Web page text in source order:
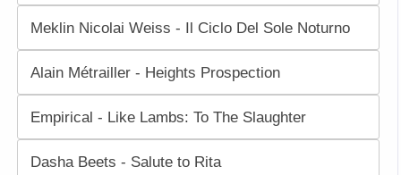
Meklin Nicolai Weiss - Il Ciclo Del Sole Noturno
Alain Métrailler - Heights Prospection
Empirical - Like Lambs: To The Slaughter
Dasha Beets - Salute to Rita